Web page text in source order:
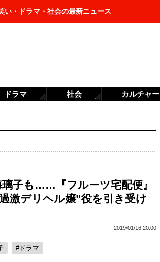
い・ドラマ・社会の最新ニュース
璃子も……『フルーツ宅配便』
激デリヘル嬢”役を引き受け
2019/01/16 20:00
ドラマ
ドラマ 社会 カルチャー